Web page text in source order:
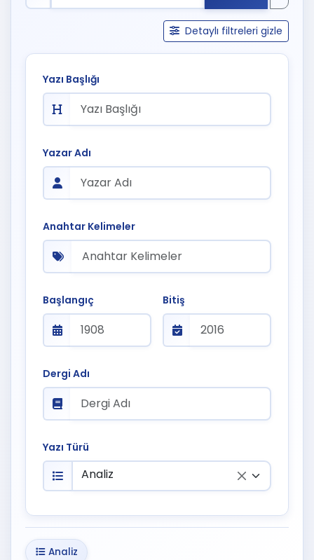
Detaylı filtreleri gizle
Yazı Başlığı
Yazar Adı
Anahtar Kelimeler
Başlangıç Bitiş
Dergi Adı
Yazı Türü
Analiz
Analiz